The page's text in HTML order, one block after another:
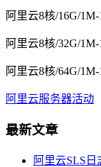
阿里云8核/16G/
阿里云8核/32G/
阿里云8核/64G/
阿里云服务器活动
最新文章
阿里云SLS